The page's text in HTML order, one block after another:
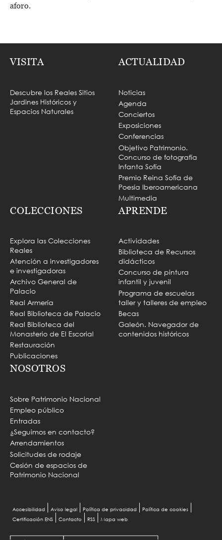
aforo.
VISITA
Descubre los Reales Sitios
Jardines Históricos y
Espacios Naturales
ACTUALIDAD
Noticias
Agenda
Conciertos
Exposiciones
Conferencias
Objetivo Patrimonio.
Concurso de fotografía
Infanta Sofía
Premio Reina Sofía de
Poesía Iberoamericana
Multimedia
COLECCIONES
Explora las Colecciones
Reales
Atención a investigadores
e investigadoras
Archivo General de
Palacio
Real Armería
Real Biblioteca de Palacio
Real Biblioteca del
Monasterio de El Escorial
Restauración
Publicaciones
APRENDE
Actividades
Biblioteca de Recursos
didácticos
Concurso de pintura
infantil y juvenil
Programa de escuelas
taller y talleres de empleo
Becas
Galeón. Navegador de
contenidos históricos
NOSOTROS
Sobre Patrimonio Nacional
Empleo público
Entradas
¿Seguimos en contacto?
Arrendamientos
Solicitudes de rodaje
Cesión de espacios de
Patrimonio Nacional
MENU
PIE
Accesibilidad Aviso legal Política de privacidad
Política de cookies
Certificación ENS
Contacto RSS Mapa web